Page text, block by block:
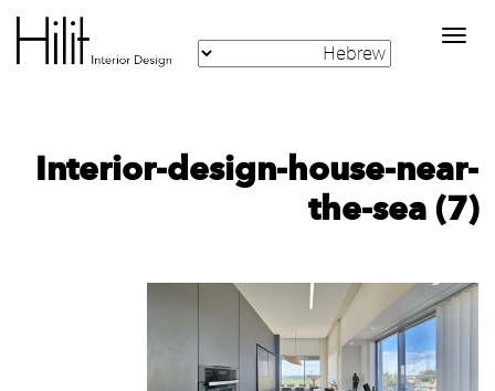
Toggle
navigation
Interior-design-house-near-
the-sea (7)